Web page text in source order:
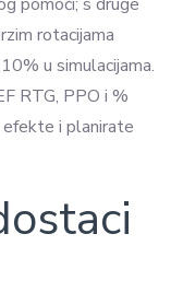
rotacijama
u simulacijama.
RTG, PPO i %
i planirate